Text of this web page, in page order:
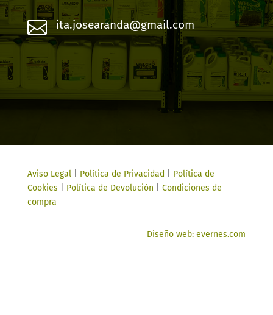
 ita.josearanda@gmail.com
Aviso Legal| Política de Privacidad
Política de
Cookies
Política de Devolución
Condiciones de
compra
Diseño web: evernes.com